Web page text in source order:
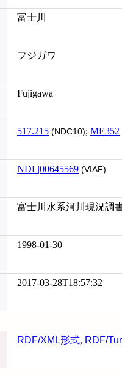
富士川
フジガワ
Fujigawa
517.215 (NDC10); ME352
NDL|00645569 (VIAF)
富士川水系河川現況調
1998-01-30
2017-03-28T18:57:32
RDF/XML形式, RDF/